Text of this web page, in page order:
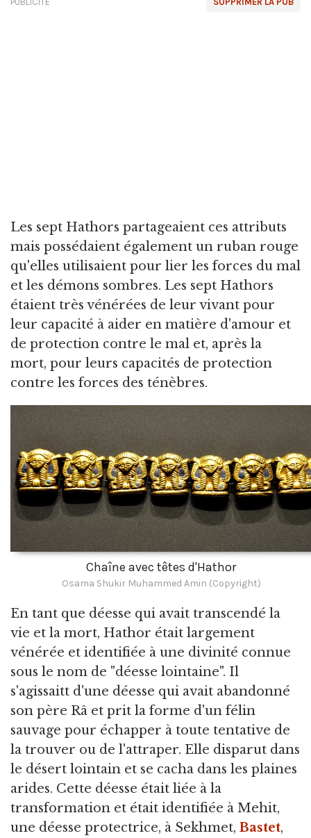
Les sept Hathors partageaient ces attributs
mais possédaient également un ruban rouge
qu'elles utilisaient pour lier les forces du mal
et les démons sombres. Les sept Hathors
étaient très vénérées de leur vivant pour
leur capacité à aider en matière d'amour et
de protection contre le mal et, après la
mort, pour leurs capacités de protection
contre les forces des ténèbres.
Chaîne avec têtes d'Hathor
Osama Shukir Muhammed Amin (Copyright)
En tant que déesse qui avait transcendé la
vie et la mort, Hathor était largement
vénérée et identifiée à une divinité connue
sous le nom de "déesse lointaine". Il
s'agissaitt d'une déesse qui avait abandonné
son père Râ et prit la forme d'un félin
sauvage pour échapper à toute tentative de
la trouver ou de l'attraper. Elle disparut dans
le désert lointain et se cacha dans les plaines
arides. Cette déesse était liée à la
transformation et était identifiée à Mehit,
une déesse protectrice, à Sekhmet, Bastet,